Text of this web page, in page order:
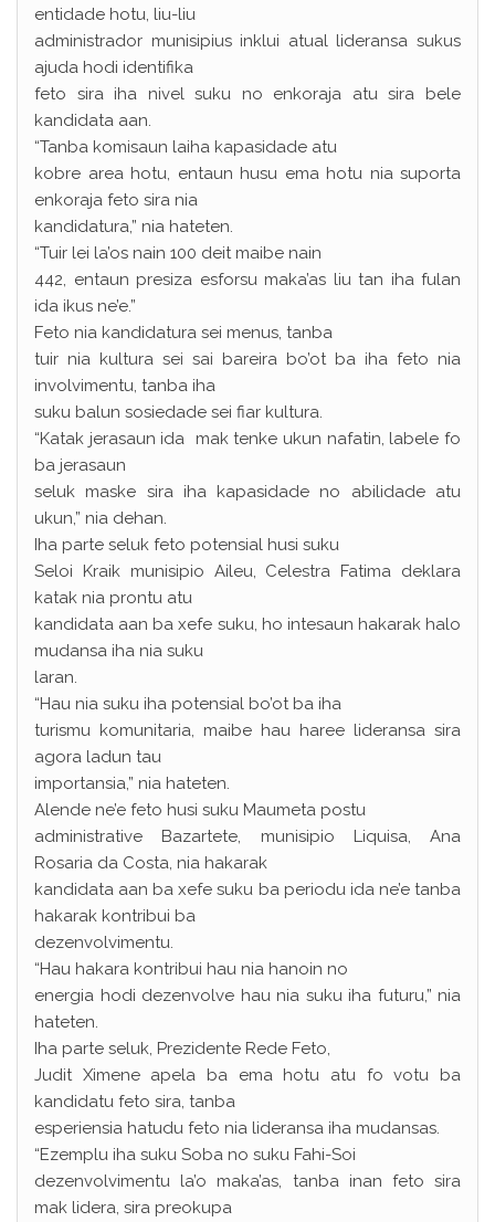
entidade hotu, liu-liu
administrador munisipius inklui atual lideransa sukus
ajuda hodi identifika
feto sira iha nivel suku no enkoraja atu sira bele
kandidata aan.
“Tanba komisaun laiha kapasidade atu
kobre area hotu, entaun husu ema hotu nia suporta
enkoraja feto sira nia
kandidatura,” nia hateten.
“Tuir lei la’os nain 100 deit maibe nain
442, entaun presiza esforsu maka’as liu tan iha fulan
ida ikus ne’e.”
Feto nia kandidatura sei menus, tanba
tuir nia kultura sei sai bareira bo’ot ba iha feto nia
involvimentu, tanba iha
suku balun sosiedade sei fiar kultura.
“Katak jerasaun ida mak tenke ukun nafatin, labele fo
ba jerasaun
seluk maske sira iha kapasidade no abilidade atu
ukun,” nia dehan.
Iha parte seluk feto potensial husi suku
Seloi Kraik munisipio Aileu, Celestra Fatima deklara
katak nia prontu atu
kandidata aan ba xefe suku, ho intesaun hakarak halo
mudansa iha nia suku
laran.
“Hau nia suku iha potensial bo’ot ba iha
turismu komunitaria, maibe hau haree lideransa sira
agora ladun tau
importansia,” nia hateten.
Alende ne’e feto husi suku Maumeta postu
administrative Bazartete, munisipio Liquisa, Ana
Rosaria da Costa, nia hakarak
kandidata aan ba xefe suku ba periodu ida ne’e tanba
hakarak kontribui ba
dezenvolvimentu.
“Hau hakara kontribui hau nia hanoin no
energia hodi dezenvolve hau nia suku iha futuru,” nia
hateten.
Iha parte seluk, Prezidente Rede Feto,
Judit Ximene apela ba ema hotu atu fo votu ba
kandidatu feto sira, tanba
esperiensia hatudu feto nia lideransa iha mudansas.
“Ezemplu iha suku Soba no suku Fahi-Soi
dezenvolvimentu la’o maka’as, tanba inan feto sira
mak lidera, sira preokupa